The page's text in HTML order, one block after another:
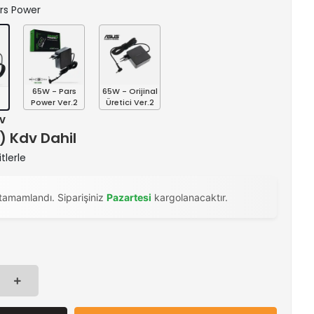
Power
65W - Pars
Power Ver.2
65W - Orijinal
Üretici Ver.2
Kdv Dahil
Siparişiniz Pazartesi kargolanacaktır.